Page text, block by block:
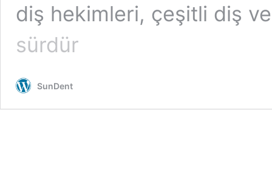
diş hekimleri, çeşitli diş
sürdür
SunDent